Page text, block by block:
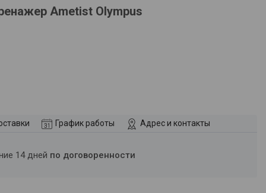
Ametist Olympus
График работы Адрес и контакты
14 дней по договоренности